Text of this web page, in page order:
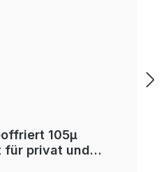
105µ
für privat und